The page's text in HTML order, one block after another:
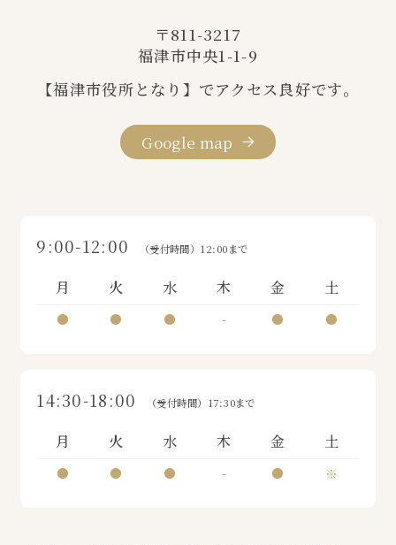
〒811-3217
福津市中央1-1-9
【福津市役所となり】でアクセス良好です。
Google map
9:00-12:00 （受付時間）12:00まで
月 火 水 木 金 土
● ● ● - ● ●
14:30-18:00 （受付時間）17:30まで
月 火 水 木 金 土
● ● ● - ● ※